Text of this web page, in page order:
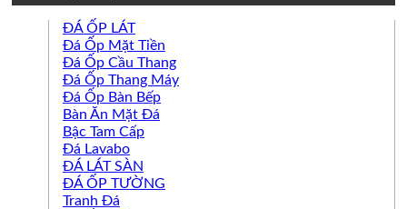
ĐÁ ỐP LÁT
Đá Ốp Mặt Tiền
Đá Ốp Cầu Thang
Đá Ốp Thang Máy
Đá Ốp Bàn Bếp
Bàn Ăn Mặt Đá
Bậc Tam Cấp
Đá Lavabo
ĐÁ LÁT SÀN
ĐÁ ỐP TƯỜNG
Tranh Đá